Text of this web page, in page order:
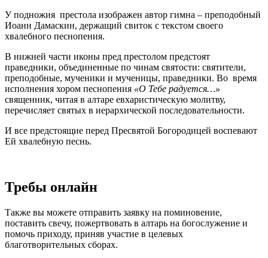
У подножия престола изображен автор гимна – преподобный
Иоанн Дамаскин, держащий свиток с текстом своего
хвалебного песнопения.
В нижней части иконы пред престолом предстоят
праведники, объединенные по чинам святости: святители,
преподобные, мученики и мученицы, праведники. Во время
исполнения хором песнопения «О Тебе радуется…»
священник, читая в алтаре евхаристическую молитву,
перечисляет святых в иерархической последовательности.
И все предстоящие перед Пресвятой Богородицей воспевают
Ей хвалебную песнь.
Требы онлайн
Также вы можете отправить заявку на поминовение,
поставить свечу, пожертвовать в алтарь на богослужение и
помочь приходу, приняв участие в целевых
благотворительных сборах.